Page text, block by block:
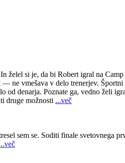
želel si je, da bi Robert igral na
ne vmešava v delo trenerjev.
od denarja. Poznate ga, vedno želi
druge možnosti ...več
sem se. Soditi finale svetovnega